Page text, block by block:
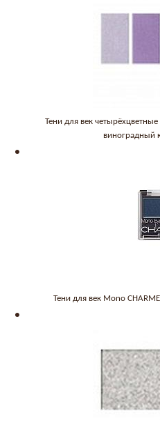
Тени для век
виноградный
Тени для век Mono